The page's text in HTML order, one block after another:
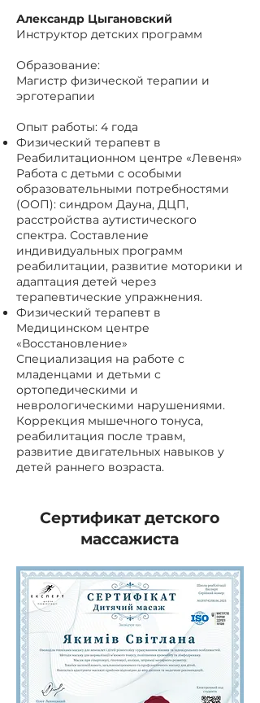
Александр Цыгановский
Инструктор детских программ
Образование:
Магистр физической терапии и
эрготерапии
Опыт работы: 4 года
Физический терапевт в
Реабилитационном центре «Левеня»
Работа с детьми с особыми
образовательными потребностями
(ООП): синдром Дауна, ДЦП,
расстройства аутистического
спектра. Составление
индивидуальных программ
реабилитации, развитие моторики и
адаптация детей через
терапевтические упражнения.
Физический терапевт в
Медицинском центре
«Восстановление»
Специализация на работе с
младенцами и детьми с
ортопедическими и
неврологическими нарушениями.
Коррекция мышечного тонуса,
реабилитация после травм,
развитие двигательных навыков у
детей раннего возраста.
Сертификат детского
массажиста